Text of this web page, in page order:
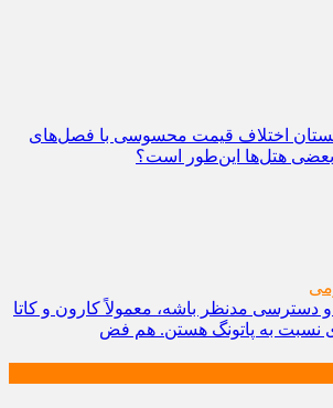
اختلاف قیمت محسوسی با فصل‌های
بعضی هتل‌ها این‌طور است؟
دسترسی مدنظر باشه، معمولاً کارون و کاتا
نسبت به پاتونگ هستن. هم فض